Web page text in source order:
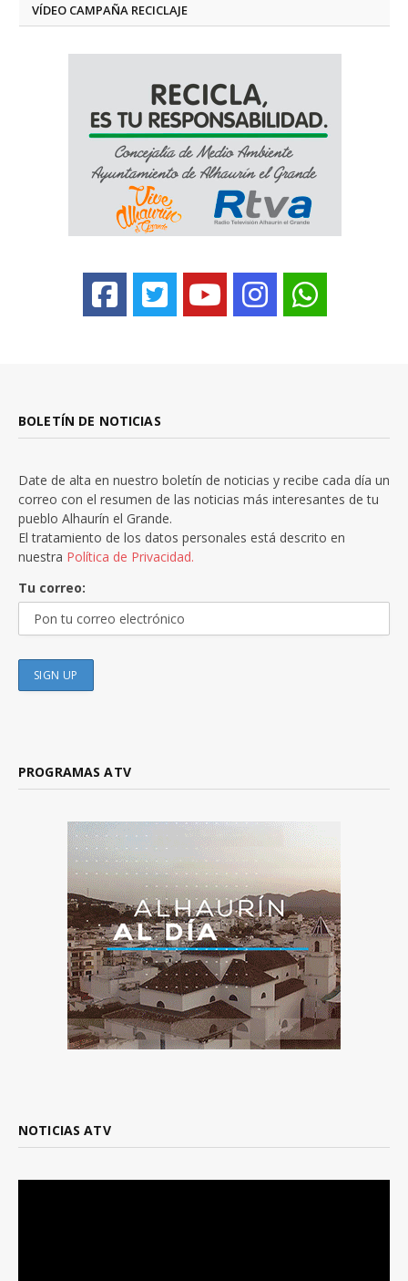
VÍDEO CAMPAÑA RECICLAJE
BOLETÍN DE NOTICIAS
Date de alta en nuestro boletín de noticias y recibe cada día un
correo con el resumen de las noticias más interesantes de tu
pueblo Alhaurín el Grande.
El tratamiento de los datos personales está descrito en
nuestra Política de Privacidad.
Tu correo:
PROGRAMAS ATV
NOTICIAS ATV